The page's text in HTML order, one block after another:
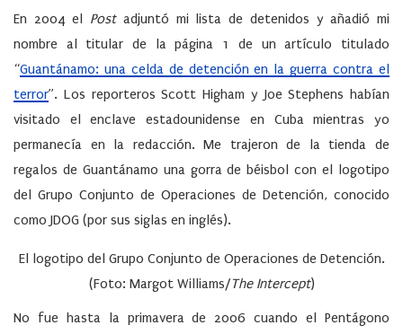
En 2004 el Postadjuntó mi lista de detenidos y añadió mi
nombre al titular de la página 1 de un artículo titulado
“Guantánamo: una celda de detención en la guerra contra el
terror”. Los reporteros Scott Higham y Joe Stephens habían
visitado el enclave estadounidense en Cuba mientras yo
permanecía en la redacción. Me trajeron de la tienda de
regalos de Guantánamo una gorra de béisbol con el logotipo
del Grupo Conjunto de Operaciones de Detención, conocido
como JDOG (por sus siglas en inglés).
El logotipo del Grupo Conjunto de Operaciones de Detención.
(Foto: Margot Williams/The Intercept)
No fue hasta la primavera de 2006 cuando el Pentágono